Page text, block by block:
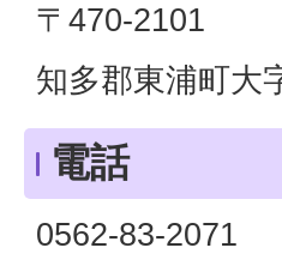
〒470-2101
知多郡東浦町大
電話
0562-83-2071